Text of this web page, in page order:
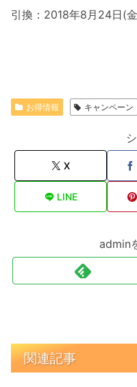
引換：2018年8月24日(
お得情報 キャンペーン
X
LINE
admin
関連記事